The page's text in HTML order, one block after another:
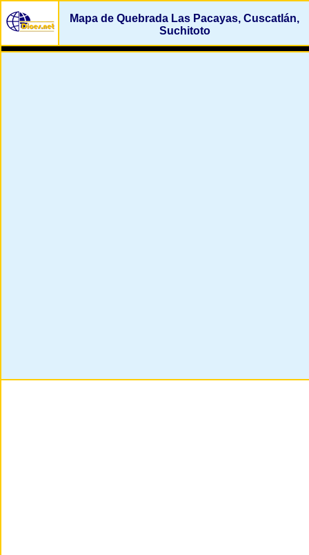
Mapa de Quebrada Las Pacayas, Cuscatlán,
Suchitoto